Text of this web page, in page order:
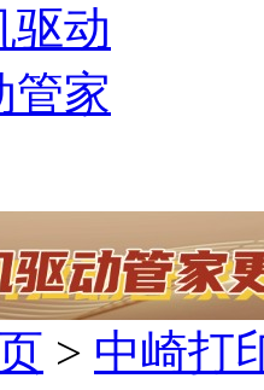
驱动
管家
> 中崎打